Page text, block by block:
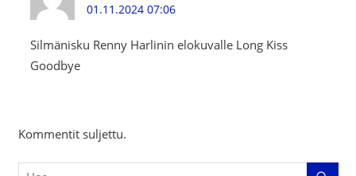
01.11.2024 07:06
Silmänisku Renny Harlinin elokuvalle Long Kiss
Goodbye
Kommentit suljettu.